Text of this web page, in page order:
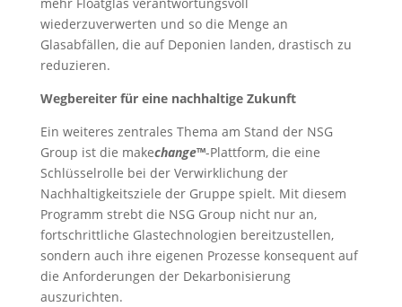
mehr Floatglas verantwortungsvoll
wiederzuverwerten und so die Menge an
Glasabfällen, die auf Deponien landen, drastisch zu
reduzieren.
Wegbereiter für eine nachhaltige Zukunft
Ein weiteres zentrales Thema am Stand der NSG
Group ist die makechange™-Plattform, die eine
Schlüsselrolle bei der Verwirklichung der
Nachhaltigkeitsziele der Gruppe spielt. Mit diesem
Programm strebt die NSG Group nicht nur an,
fortschrittliche Glastechnologien bereitzustellen,
sondern auch ihre eigenen Prozesse konsequent auf
die Anforderungen der Dekarbonisierung
auszurichten.